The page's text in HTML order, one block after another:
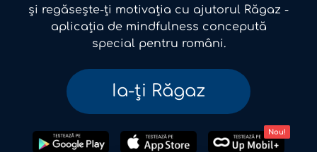
și regăsește-ți motivația cu ajutorul Răgaz -
aplicația de mindfulness concepută
special pentru români.
Ia-ți Răgaz
Nou!